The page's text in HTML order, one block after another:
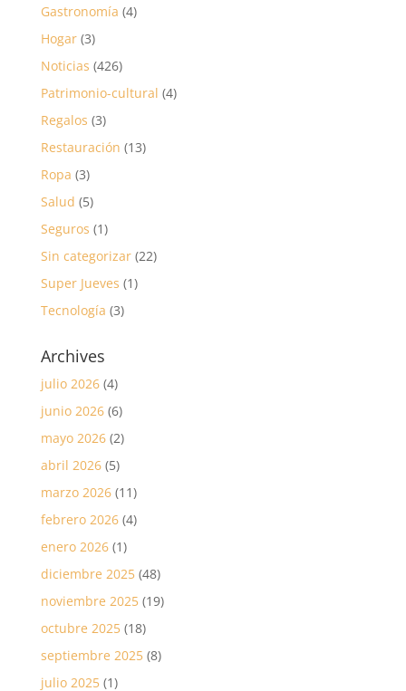
Gastronomía (4)
Hogar(3)
Noticias (426)
Patrimonio-cultural (4)
Regalos (3)
Restauración (13)
Ropa (3)
Salud (5)
Seguros (1)
Sin categorizar(22)
Super Jueves (1)
Tecnología (3)
Archives
julio 2026(4)
junio 2026(6)
mayo 2026(2)
abril 2026(5)
marzo 2026(11)
febrero 2026(4)
enero 2026(1)
diciembre 2025(48)
noviembre 2025(19)
octubre 2025(18)
septiembre 2025(8)
julio 2025(1)